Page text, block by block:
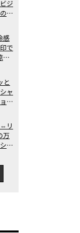
ジ
透
感
で
感
と
ャ
ル
リ
万
ン
気